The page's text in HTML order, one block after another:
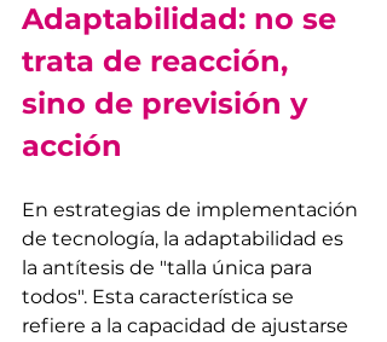
Adaptabilidad: no se
trata de reacción,
sino de previsión y
acción
En estrategias de implementación
de tecnología, la adaptabilidad es
la antítesis de "talla única para
todos". Esta característica se
refiere a la capacidad de ajustarse